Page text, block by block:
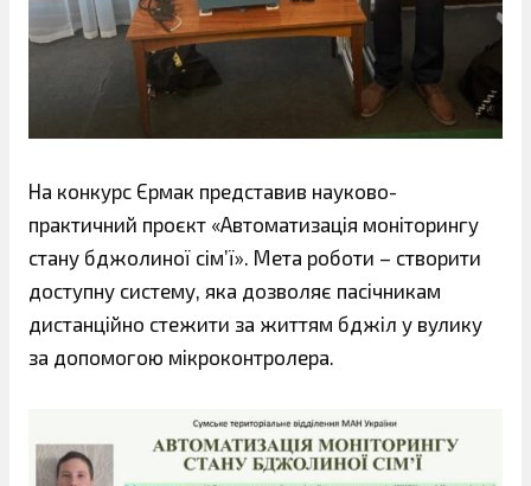
На конкурс Єрмак представив науково-
практичний проєкт «Автоматизація моніторингу
стану бджолиної сім’ї». Мета роботи – створити
доступну систему, яка дозволяє пасічникам
дистанційно стежити за життям бджіл у вулику
за допомогою мікроконтролера.